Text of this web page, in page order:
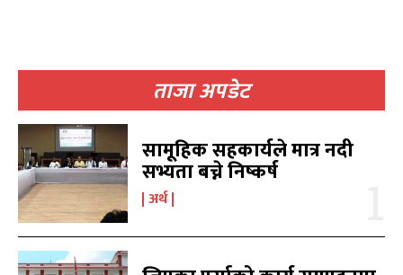
काबिलखबर एफएम सुन्नुहोस
उज्यालो एफएम सुन्नुहोस
काबिलखबर एफएम सुन्नुहोस
उज्यालो एफएम सुन्नुहोस
ताजा अपडेट
सामूहिक सहकार्यले मात्र नदी
सभ्यता बच्ने निष्कर्ष
अर्थ